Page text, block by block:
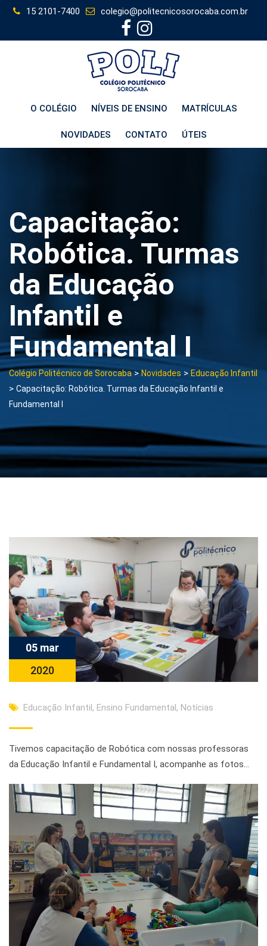
Skip
content
15 2101-7400 colegio@politecnicosorocaba.com.br
O COLÉGIO NÍVEIS DE ENSINO MATRÍCULAS
NOVIDADES CONTATO ÚTEIS
Capacitação:
Robótica. Turmas
da Educação
Infantil e
Fundamental I
Colégio Politécnico de Sorocaba>Novidades > Educação Infantil
> Capacitação: Robótica. Turmas da Educação Infantil e
Fundamental I
05 mar
2020
Educação Infantil, Ensino Fundamental, Notícias
Tivemos capacitação de Robótica com nossas professoras
da Educação Infantil e Fundamental I, acompanhe as fotos…